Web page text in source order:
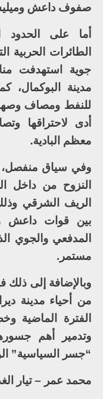
صفوف داعش
أما على الحدود
الطائرات الحربية
جوية استهدفت
مدينة البوكمال،
للنفط ومصاف
أدى لاحتراقها
معظم البادية.
وفي سياق منفصل،
النزوح من داخل
الريف الشرقي
بين قوات داعش
المدفعي والجوي
مستمر.
وبالإضافة إلى ذلك
من أحياء مدينة
الفترة الماضية
وتدمير أهم
“جسر السياسية”
محمد عمر – تيار